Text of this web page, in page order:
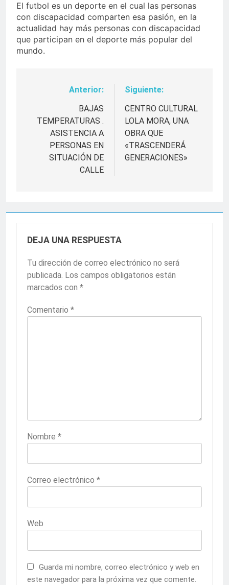
El futbol es un deporte en el cual las personas
con discapacidad comparten esa pasión, en la
actualidad hay más personas con discapacidad
que participan en el deporte más popular del
mundo.
Navegación
entradas
Anterior:
BAJAS
TEMPERATURAS .
ASISTENCIA A
PERSONAS EN
SITUACIÓN DE
CALLE
Siguiente:
CENTRO CULTURAL
LOLA MORA, UNA
OBRA QUE
«TRASCENDERÁ
GENERACIONES»
DEJA UNA RESPUESTA
Tu dirección de correo electrónico no será
publicada. Los campos obligatorios están
marcados con *
Comentario *
Nombre *
Correo electrónico *
Web
Guarda mi nombre, correo electrónico y web en
este navegador para la próxima vez que comente.